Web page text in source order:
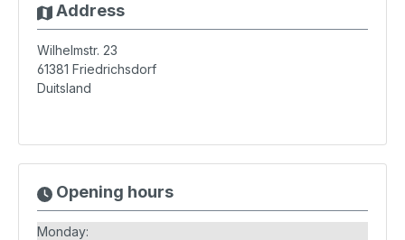
Address
Wilhelmstr. 23
61381 Friedrichsdorf
Duitsland
Opening hours
Monday: